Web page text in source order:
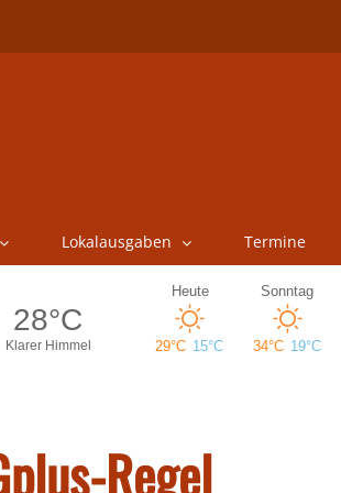
Lokalausgaben Termine
Regel